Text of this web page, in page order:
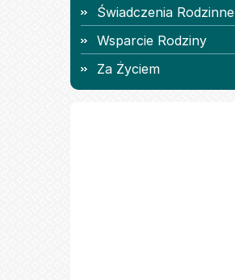
Świadczenia Rodzinne
Wsparcie Rodziny
Za Życiem